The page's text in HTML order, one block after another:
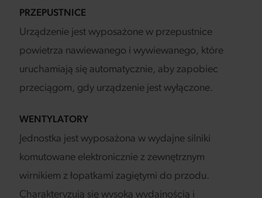
PRZEPUSTNICE
Urządzenie jest wyposażone w przepustnice
powietrza nawiewanego i wywiewanego, które
uruchamiają się automatycznie, aby zapobiec
przeciągom, gdy urządzenie jest wyłączone.
WENTYLATORY
Jednostka jest wyposażona w wydajne silniki
komutowane elektronicznie z zewnętrznym
wirnikiem z łopatkami zagiętymi do przodu.
Charakteryzują się wysoką wydajnością i